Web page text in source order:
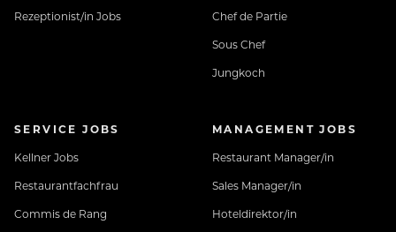
crew.at
Rezeptionist/in Jobs
Chef de Partie
Sous Chef
Jungkoch
SERVICE JOBS
Kellner Jobs
Restaurantfachfrau
Commis de Rang
MANAGEMENT JOBS
Restaurant Manager/in
Sales Manager/in
Hoteldirektor/in